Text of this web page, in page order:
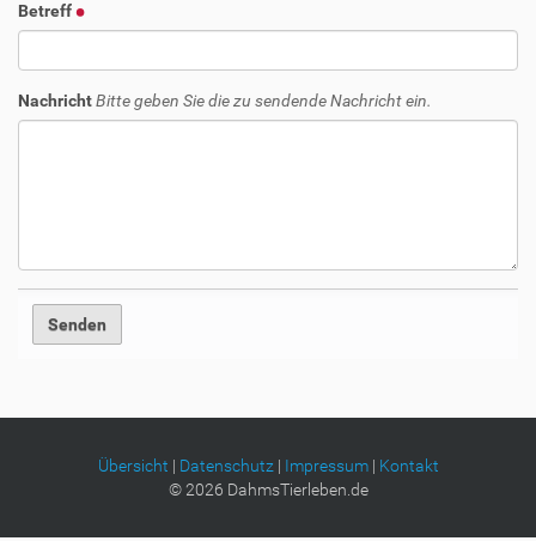
Betreff
NachrichtBitte geben Sie die zu sendende Nachricht ein.
Übersicht | Datenschutz| Impressum| Kontakt
©2026 DahmsTierleben.de